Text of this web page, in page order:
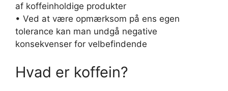
af koffeinholdige produkter
• Ved at være opmærksom på ens egen
tolerance kan man undgå negative
konsekvenser for velbefindende
Hvad er koffein?